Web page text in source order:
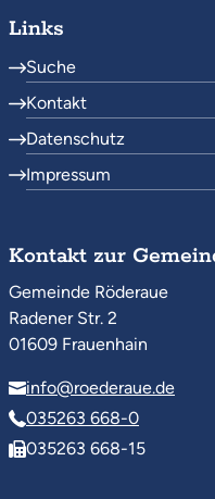
Links
Suche
Kontakt
Datenschutz
Impressum
Kontakt zur
Gemeinde Röderaue
Radener Str. 2
01609 Frauenhain
info@roederaue.de
035263 668-0
035263 668-15